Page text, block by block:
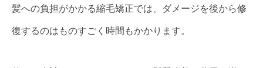
髪への負担がかかる縮毛矯正では、ダメージを後から修
復するのはものすごく時間もかかります。